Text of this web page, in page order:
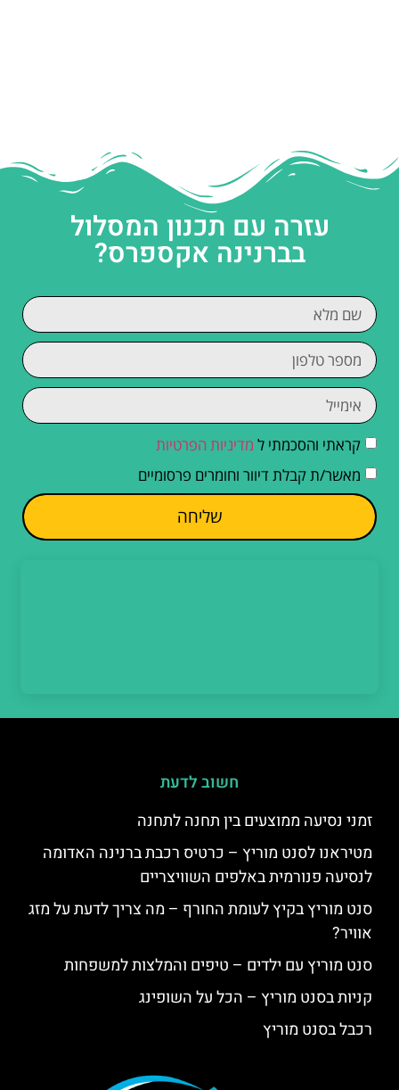
עזרה עם תכנון המסלול
בברנינה אקספרס?
קראתי והסכמתי ל מדיניות הפרטיות
מאשר/ת קבלת דיוור וחומרים פרסומיים
שליחה
חשוב לדעת
זמני נסיעה ממוצעים בין תחנה לתחנה
מטיראנו לסנט מוריץ – כרטיס רכבת ברנינה האדומה
לנסיעה פנורמית באלפים השוויצריים
סנט מוריץ בקיץ לעומת החורף – מה צריך לדעת על מזג
אוויר?
סנט מוריץ עם ילדים – טיפים והמלצות למשפחות
קניות בסנט מוריץ – הכל על השופינג
רכבל בסנט מוריץ